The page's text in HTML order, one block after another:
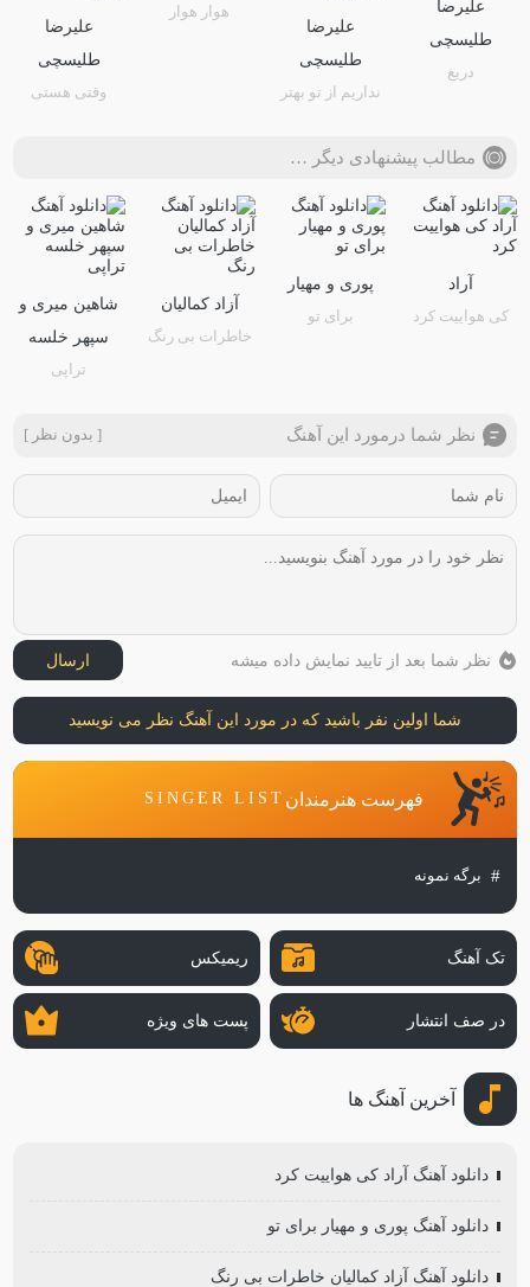
علیرضا
طلیسچی
دریغ
علیرضا
طلیسچی
نداریم از تو بهتر
هوار هوار
علیرضا
طلیسچی
وقتی هستی
مطالب پیشنهادی دیگر …
آراد
کی هواییت کرد
پوری و مهیار
برای تو
آزاد کمالیان
خاطرات بی رنگ
شاهین میری و
سپهر خلسه
تراپی
نظر شما درمورد این آهنگ [ بدون نظر ]
نظر شما بعد از تایید نمایش داده میشه ارسال
شما اولین نفر باشید که در مورد این آهنگ نظر می نویسید
فهرست هنرمندان SINGER LIST
برگه نمونه
تک آهنگ ریمیکس
در صف انتشار پست های ویژه
آخرین آهنگ ها
دانلود آهنگ آراد کی هواییت کرد
دانلود آهنگ پوری و مهیار برای تو
دانلود آهنگ آزاد کمالیان خاطرات بی رنگ